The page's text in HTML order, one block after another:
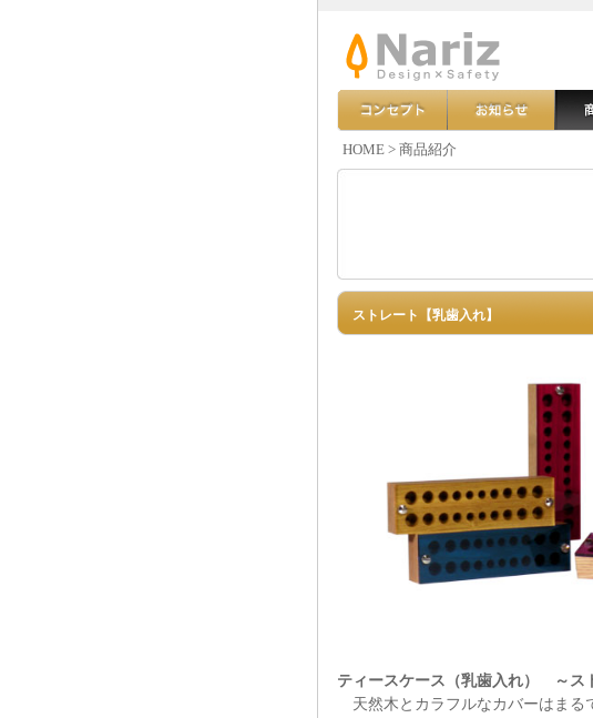
HOME> 商品紹介
ストレート【乳歯入れ】
ティースケース（乳歯入れ） ～ス
天然木とカラフルなカバーはまる